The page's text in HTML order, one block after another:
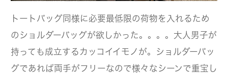
トートバッグ同様に必要最低限の荷物を入れるため
のショルダーバッグが欲しかった。。。。大人男子が
持っても成立するカッコイイモノが。ショルダーバッ
グであれば両手がフリーなので様々なシーンで重宝し